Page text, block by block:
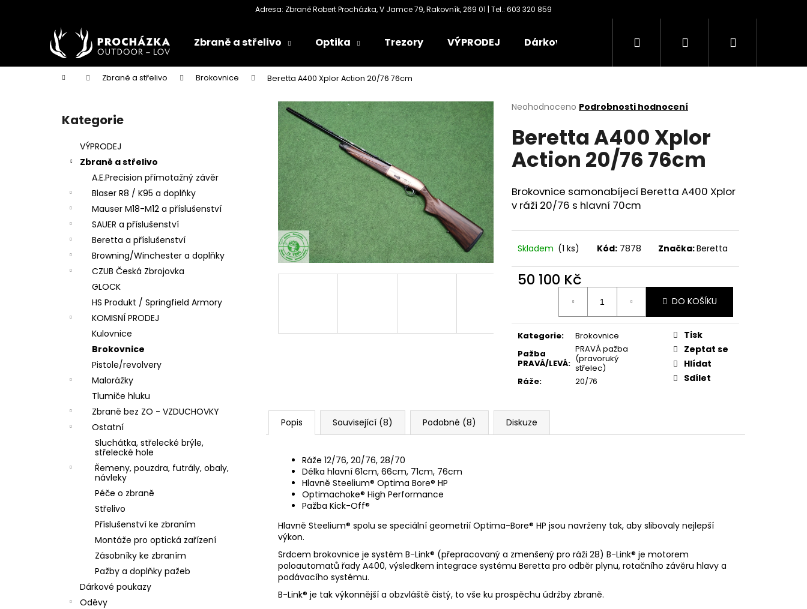
Zbraně a střelivo Optika Trezory VÝPRODEJ Dárkové poukazy Oděvy Kontakty
Hledat PřihlášeníNákupní
Domů Zbraně a střelivo Brokovnice Beretta A400 Xplor Action 20/76 76cm
Přeskočit
kategorie
Kategorie
VÝPRODEJ
Zbraně a střelivo
A.E.Precision přímotažný závěr
Blaser R8 / K95 a doplňky
Mauser M18-M12 a příslušenství
SAUER a příslušenství
Beretta a příslušenství
Browning/Winchester a doplňky
CZUB Česká Zbrojovka
GLOCK
HS Produkt / Springfield Armory
KOMISNÍ PRODEJ
Kulovnice
Brokovnice
Pistole/revolvery
Malorážky
Tlumiče hluku
Zbraně bez ZO - VZDUCHOVKY
Ostatní
Sluchátka, střelecké brýle,
střelecké hole
Řemeny, pouzdra, futrály, obaly,
návleky
Péče o zbraně
Střelivo
Příslušenství ke zbraním
Montáže pro optická zařízení
Zásobníky ke zbraním
Pažby a doplňky pažeb
Dárkové poukazy
Oděvy
Průměrné
produktu
je
0,0
z
hvězdiček.
Neohodnoceno Podrobnosti hodnocení
Beretta A400 Xplor
Action 20/76 76cm
Brokovnice samonabíjecí Beretta A400 Xplor
v ráži 20/76 s hlavní 70cm
Skladem (1 ks) Kód: 7878 Značka:Beretta
50 100 Kč
DO KOŠÍKU
Kategorie:
Brokovnice
Pažba
PRAVÁ/LEVÁ:
PRAVÁ pažba
(pravoruký
střelec)
Ráže: 20/76
Tisk
Zeptat se
Hlídat
Sdílet
Popis Související (8) Podobné (8) Diskuze
Ráže 12/76, 20/76, 28/70
Délka hlavní 61cm, 66cm, 71cm, 76cm
Hlavně Steelium® Optima Bore® HP
Optimachoke® High Performance
Pažba Kick-Off®
Hlavně Steelium® spolu se speciální geometrií Optima-Bore® HP jsou navrženy tak, aby slibovaly nejlepší
výkon.
Srdcem brokovnice je systém B-Link® (přepracovaný a zmenšený pro ráži 28) B-Link® je motorem
poloautomatů řady A400, výsledkem integrace systému Beretta pro odběr plynu, rotačního závěru hlavy a
podávacího systému.
B-Link® je tak výkonnější a obzvláště čistý, to vše ku prospěchu údržby zbraně.
k
Zpět
obchodu
Zpět
obchodu
Co potřebujete najít?
HLEDAT
Doporučujeme
Následující
DÁRKOVÝ POUKAZ (DO POZNÁMKY
NAPSAT JMÉNO OBDAROVANÉHO)
500 Kč
MAUSER KŠILTOVKA ZELENÁ
NŮŽ ZAVÍRACÍ MAUSER